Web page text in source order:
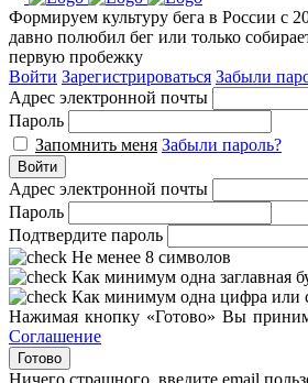
Формируем культуру бега в России с
давно полюбил бег или только
первую пробежку
Войти Зарегистрироваться Забыли
Адрес электронной почты
Пароль
Запомнить меня Забыли пароль?
Войти
Адрес электронной почты
Пароль
Подтвердите пароль
Не менее 8 символов
Как минимум одна заглавная
Как минимум одна цифра или
Нажимая кнопку «Готово» Вы
Соглашение
Готово